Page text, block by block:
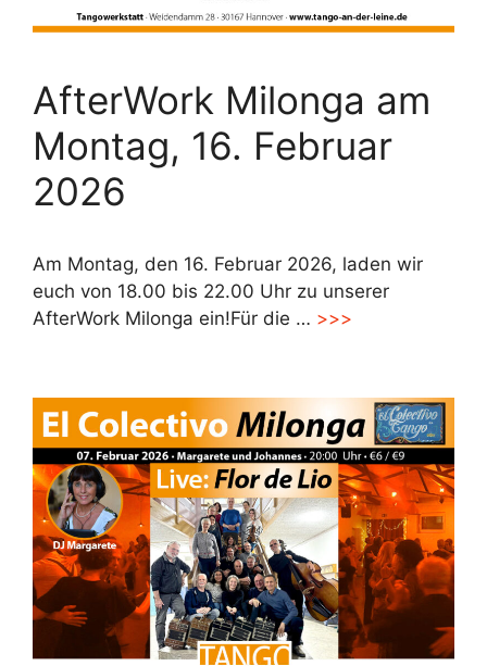
AfterWork Milonga am
Montag, 16. Februar
2026
Am Montag, den 16. Februar 2026, laden wir
euch von 18.00 bis 22.00 Uhr zu unserer
AfterWork Milonga ein!Für die … >>>